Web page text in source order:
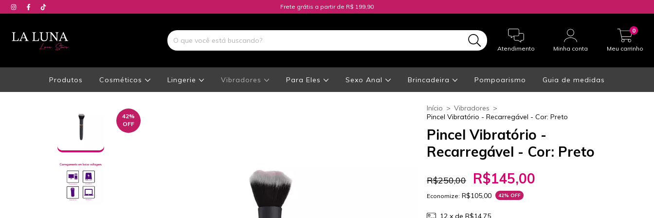
Frete grátis a partir de R$ 199,90
Atendimento Minha conta Meu carrinho
0
Produtos Cosméticos Lingerie Vibradores Para Eles Sexo Anal Brincadeira Pompoarismo Guia de medidas
42%
OFF
Início > Vibradores >
Pincel Vibratório - Recarregável - Cor: Preto
Pincel Vibratório -
Recarregável - Cor: Preto
R$250,00 R$145,00
Economize: R$105,00 42% OFF
12 x de R$14,75